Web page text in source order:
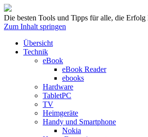
Die besten Tools und Tipps für alle, die Erfolg
Zum Inhalt springen
Übersicht
Technik
eBook
eBook Reader
ebooks
Hardware
TabletPC
TV
Heimgeräte
Handy und Smartphone
Nokia